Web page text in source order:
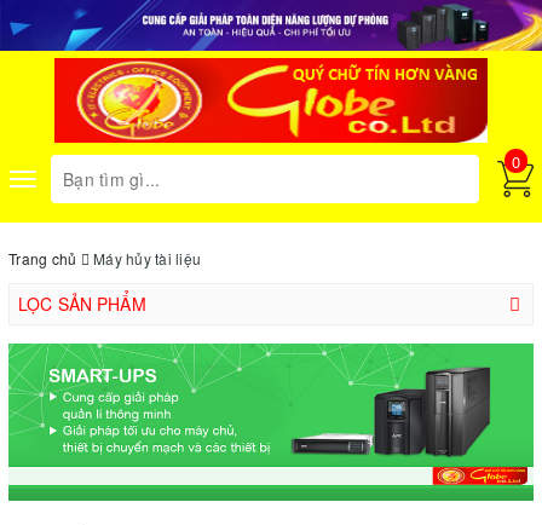
Toggle
navigation
0
Trang chủ Máy hủy tài liệu
LỌC SẢN PHẨM